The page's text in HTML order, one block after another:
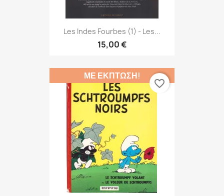
Les Indes Fourbes (1) - Les...
15,00 €
ΜΕ ΈΚΠΤΩΣΗ!
favorite_border